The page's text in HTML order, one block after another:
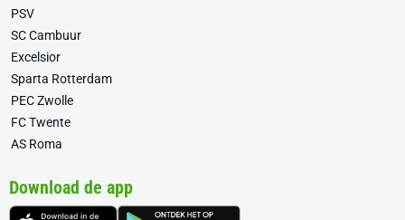
PSV
SC Cambuur
Excelsior
Sparta Rotterdam
PEC Zwolle
FC Twente
AS Roma
Download de app